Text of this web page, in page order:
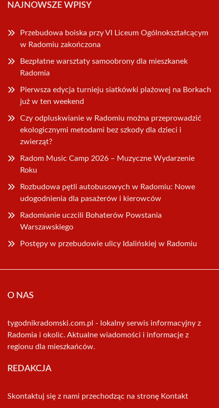
NAJNOWSZE WPISY
Przebudowa boiska przy VI Liceum Ogólnokształcącym
w Radomiu zakończona
Bezpłatne warsztaty samoobrony dla mieszkanek
Radomia
Pierwsza edycja turnieju siatkówki plażowej na Borkach
już w ten weekend
Czy odpluskwianie w Radomiu można przeprowadzić
ekologicznymi metodami bez szkody dla dzieci i
zwierząt?
Radom Music Camp 2026 – Muzyczne Wydarzenie
Roku
Rozbudowa pętli autobusowych w Radomiu: Nowe
udogodnienia dla pasażerów i kierowców
Radomianie uczcili Bohaterów Powstania
Warszawskiego
Postępy w przebudowie ulicy Idalińskiej w Radomiu
O NAS
tygodnikradomski.com.pl - lokalny serwis informacyjny z
Radomia i okolic. Aktualne wiadomości i informacje z
regionu dla mieszkańców.
REDAKCJA
Skontaktuj się z nami przechodząc na stronę Kontakt